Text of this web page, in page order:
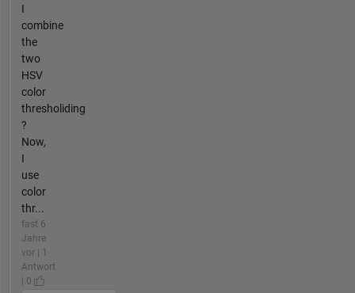
I
combine
the
two
HSV
color
thresholiding
?
Now,
I
use
color
thr...
fast 6
Jahre
vor | 1
Antwort
| 0